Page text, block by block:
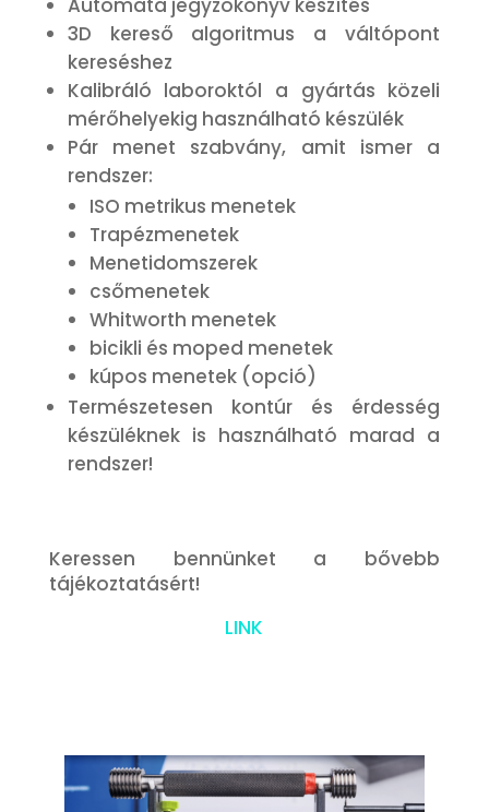
Automata jegyzőkönyv készítés
3D kereső algoritmus a váltópont
kereséshez
Kalibráló laboroktól a gyártás közeli
mérőhelyekig használható készülék
Pár menet szabvány, amit ismer a
rendszer:
ISO metrikus menetek
Trapézmenetek
Menetidomszerek
csőmenetek
Whitworth menetek
bicikli és moped menetek
kúpos menetek (opció)
Természetesen kontúr és érdesség
készüléknek is használható marad a
rendszer!
Keressen bennünket a bővebb
tájékoztatásért!
LINK